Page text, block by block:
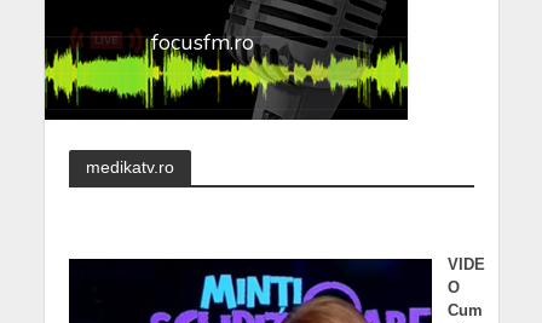
medikatv.ro
VIDE
O
Cum